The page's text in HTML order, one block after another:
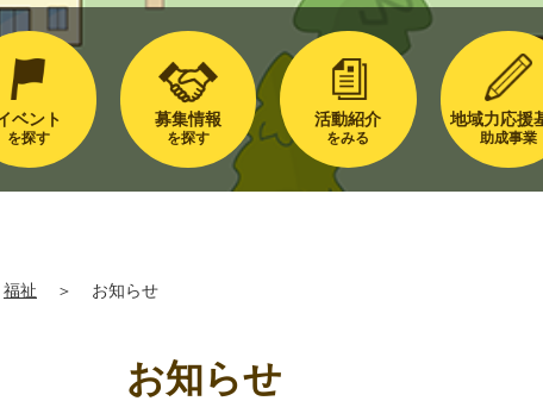
ベント
を探す
募集情報
を探す
活動紹介
をみる
地域力応援
助成事業
福祉 ＞ お知らせ
お知らせ